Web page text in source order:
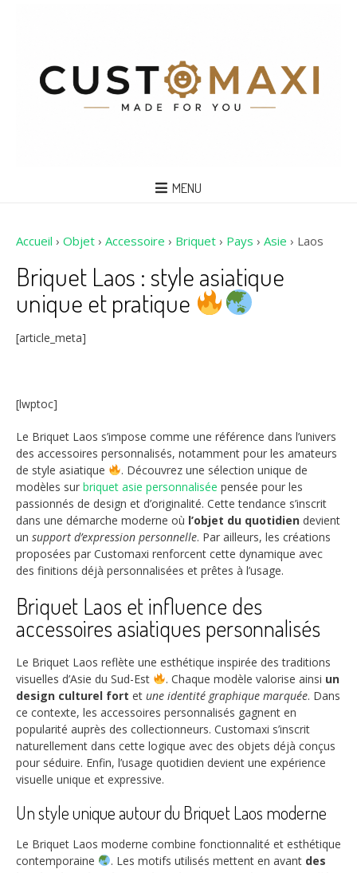
MENU
Accueil › Objet › Accessoire › Briquet › Pays › Asie › Laos
Briquet Laos : style asiatique
unique et pratique
[article_meta]
[lwptoc]
Le Briquet Laos s’impose comme une référence dans l’univers
des accessoires personnalisés, notamment pour les amateurs
de style asiatique
. Découvrez une sélection unique de
modèles sur briquet asie personnalisée pensée pour les
passionnés de design et d’originalité. Cette tendance s’inscrit
dans une démarche moderne où l’objet du quotidien devient
un support d’expression personnelle. Par ailleurs, les créations
proposées par Customaxi renforcent cette dynamique avec
des finitions déjà personnalisées et prêtes à l’usage.
Briquet Laos et influence des
accessoires asiatiques personnalisés
Le Briquet Laos reflète une esthétique inspirée des traditions
visuelles d’Asie du Sud-Est
. Chaque modèle valorise ainsi un
design culturel fort et une identité graphique marquée. Dans
ce contexte, les accessoires personnalisés gagnent en
popularité auprès des collectionneurs. Customaxi s’inscrit
naturellement dans cette logique avec des objets déjà conçus
pour séduire. Enfin, l’usage quotidien devient une expérience
visuelle unique et expressive.
Un style unique autour du Briquet Laos moderne
Le Briquet Laos moderne combine fonctionnalité et esthétique
contemporaine
. Les motifs utilisés mettent en avant des